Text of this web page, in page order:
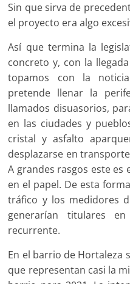
Sin que sirva de
el proyecto era algo
Así que termina la
concreto y, con la
topamos con la
pretende llenar la
llamados disuasorios,
en las ciudades y
cristal y asfalto
desplazarse en
A grandes rasgos este es
en el papel. De esta
tráfico y los medidores
generarían titulares
recurrente.
En el barrio de Hortaleza
que representan casi la